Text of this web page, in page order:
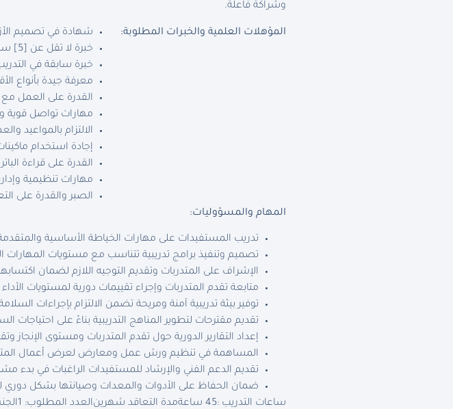
وشراكة فاعلة.
المؤهلات العلمية والخبرات المطلوبة:
شهادة في تصميم
خبرة لا تقل عن [5] سنوات في مجال الخياطة وتصميم الأزياء.
خبرة سابقة في
معرفة جيدة بأنواع
القدرة على العمل
مهارات تواصل قوية
الالتزام بالمواعيد
إجادة استخدام
القدرة على قراءة
مهارات تنظيمية
الصبر والقدرة على
المهام والمسؤوليات:
تدريب المستفيدات على مهارات الخياطة الأساسية
تصميم وتنفيذ برامج تدريبية تتناسب مع مستويات المهارات
الإشراف على المتدربات وتقديم التوجيه اللازم لضمان
متابعة تقدم المتدربات وإجراء تقييمات دورية لمستويات
توفير بيئة تدريبية آمنة ومريحة تضمن الالتزام بإجراءات
تقديم مقترحات لتطوير المناهج التدريبية بناءً على احتياجات
إعداد التقارير الدورية حول تقدم المتدربات ومستوى الإنجاز
المساهمة في تنظيم ورش عمل ومعارض لعرض أعمال
تقديم الدعم الفني والإرشاد للمستفيدات الراغبات في بدء
ضمان الحفاظ على الأدوات والمعدات وصيانتها بشكل دوري
ساعات التدريب :45 ساعة
مدة التعاقد شهرينالعدد المطلوب: 1